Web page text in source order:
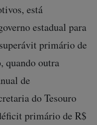
está
estadual para
primário de
quando outra
de
do Tesouro
primário de R$